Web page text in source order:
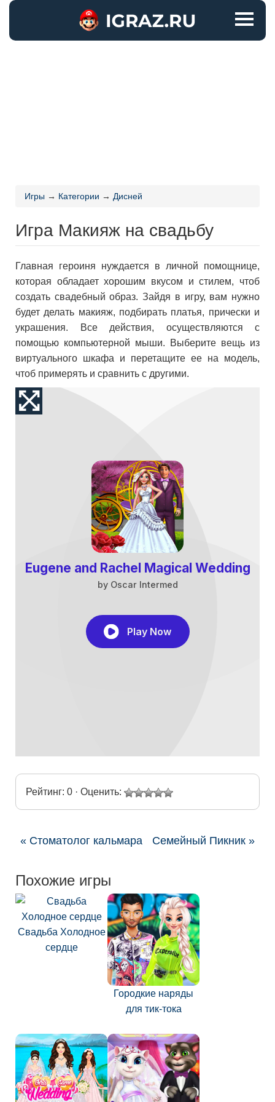
Игры → Категории → Дисней
Игра Макияж на свадьбу
Главная героиня нуждается в личной помощнице,
которая обладает хорошим вкусом и стилем, чтоб
создать свадебный образ. Зайдя в игру, вам нужно
будет делать макияж, подбирать платья, прически и
украшения. Все действия, осуществляются с
помощью компьютерной мыши. Выберите вещь из
виртуального шкафа и перетащите ее на модель,
чтоб примерять и сравнить с другими.
Рейтинг: 0 · Оценить:
« Стоматолог кальмара Семейный Пикник »
Похожие игры
Свадьба Холодное
сердце
Городкие наряды
для тик-тока